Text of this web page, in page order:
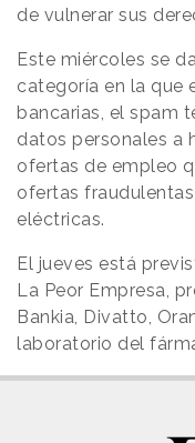
de vulnerar sus
Este miércoles se
categoría en la que
bancarias, el spam
datos personales a
ofertas de empleo
ofertas
eléctricas.
El jueves está
La Peor Empresa,
Bankia, Divatto,
laboratorio del